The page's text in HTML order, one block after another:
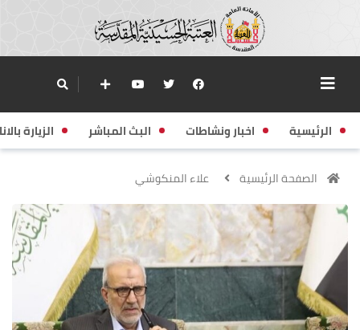
الرئيسية اخبار ونشاطات البث المباشر الزيارة
الصفحة الرئيسية علاء المنكوشي